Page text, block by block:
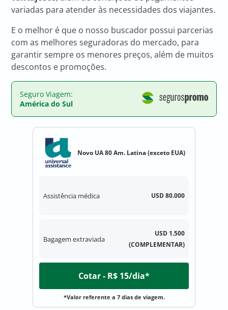
variadas para atender às necessidades dos viajantes.
E o melhor é que o nosso buscador possui parcerias
com as melhores seguradoras do mercado, para
garantir sempre os menores preços, além de muitos
descontos e promoções.
Seguro Viagem:
América do Sul
Novo UA 80 Am. Latina (exceto EUA)
Assistência médica USD 80.000
Bagagem extraviada
USD 1.500
(COMPLEMENTAR)
Cotar - R$ 15/dia*
*Valor referente a 7 dias de viagem.